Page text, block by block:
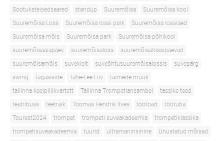
Sootuksteisedsaared
standup Suuremõisa
Suuremõisa kool
Suuremõisa Loss
Suuremõisa lossi park
Suuremõisa lossiaed
Suuremõisa mõis
Suuremõisa park
Suuremõisa põhikool
suuremõisaaiapäev
suuremõisaloss
suuremõisalossipäevad
suuremõisamõis
suvekleit suveõhtusuuremõisalossis
suvepärg
swing
tagasiside Tähe-Lee Liiv
taimede müük
tallinna keelpillikvartett
Tallinna Trompetiansambel
tassike teed
teatribuss
teetraik Toomas Hendrik Ilves töötoad
töötuba
Tourest2024
trompet trompeti suveakadeemia
trompetiklassika
trompetisuveakadeemia
tuurid ultramariinsinine
Unustatud mõisad